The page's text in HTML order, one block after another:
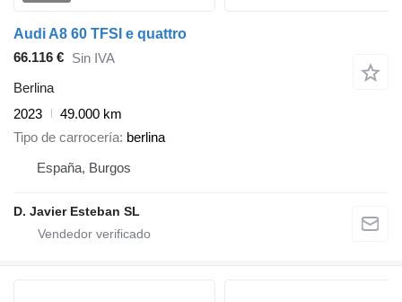
Audi A8 60 TFSI e quattro
66.116 € Sin IVA
Berlina
2023
49.000 km
Tipo de carrocería berlina
España, Burgos
D. Javier Esteban SL